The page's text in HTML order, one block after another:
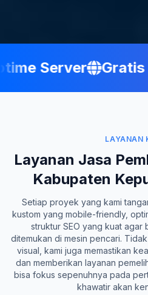
Server Gratis
LAYANAN
Layanan Jasa
Kabupaten
Setiap proyek yang kami
kustom yang mobile-friendly,
struktur SEO yang kuat agar
ditemukan di mesin pencari.
visual, kami juga memastikan
dan memberikan layanan
bisa fokus sepenuhnya pada
khawatir akan